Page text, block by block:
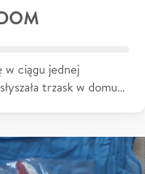
w ciągu jednej
trzask w domu…